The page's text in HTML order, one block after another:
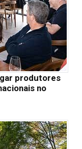
produtores
no